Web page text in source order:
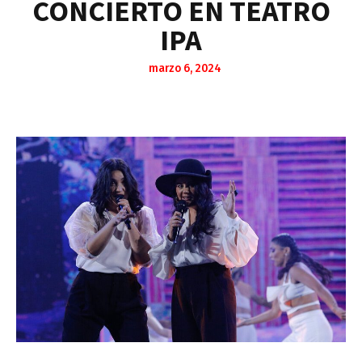
CONCIERTO EN TEATRO
IPA
marzo 6, 2024